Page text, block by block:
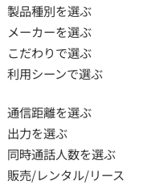
製品種別を選ぶ
メーカーを選ぶ
こだわりで選ぶ
利用シーンで選ぶ
通信距離を選ぶ
出力を選ぶ
同時通話人数を選ぶ
販売/レンタル/リース